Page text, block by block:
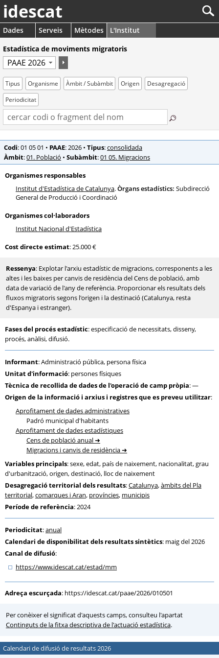
idescat
Dades Serveis Mètodes
L'Institut
Estadística de moviments migratoris
Tipus Organisme Àmbit / Subàmbit Origen
Desagregació
Periodicitat
Codi: 01 05 01 • PAAE: 2026 • Tipus:consolidada
Àmbit:01. Població • Subàmbit:01 05. Migracions
Organismes responsables
Institut d'Estadística de Catalunya.Òrgans estadístics: Subdirecció
General de Producció i Coordinació
Organismes col·laboradors
Institut Nacional d'Estadística
Cost directe estimat: 25.000 €
Ressenya: Explotar l'arxiu estadístic de migracions, corresponents a les
altes i les baixes per canvis de residència del Cens de població, amb
data de variació de l'any de referència. Proporcionar els resultats dels
fluxos migratoris segons l'origen i la destinació (Catalunya, resta
d'Espanya i estranger).
Fases del procés estadístic: especificació de necessitats, disseny,
procés, anàlisi, difusió.
Informant: Administració pública, persona física
Unitat d'informació: persones físiques
Tècnica de recollida de dades de l'operació de camp pròpia: —
Origen de la informació i arxius i registres que es preveu utilitzar:
Aprofitament de dades administratives
Padró municipal d'habitants
Aprofitament de dades estadístiques
Cens de població anual
Migracions i canvis de residència
Variables principals: sexe, edat, país de naixement, nacionalitat, grau
d'urbanització, origen, destinació, lloc de naixement
Desagregació territorial dels resultats:Catalunya,àmbits del Pla
territorial,comarques i Aran, províncies, municipis
Període de referència: 2024
Periodicitat:anual
Calendari de disponibilitat dels resultats sintètics: maig del 2026
Canal de difusió:
https://www.idescat.cat/estad/mm
Adreça escurçada: https://idescat.cat/paae/2026/010501
Per conèixer el significat d'aquests camps, consulteu l'apartat
Continguts de la fitxa descriptiva de l'actuació estadística.
Calendari de difusió de resultats 2026